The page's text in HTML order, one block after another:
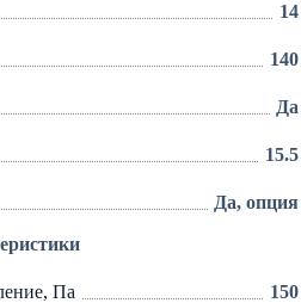
14
140
Да
15.5
Да, опция
Па 150